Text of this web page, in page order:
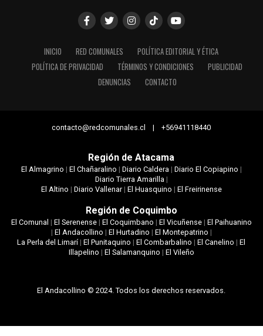
INICIO RED COMUNALES
POLÍTICA EDITORIAL Y ÉTICA
POLÍTICA DE PRIVACIDAD
TÉRMINOS Y CONDICIONES
PUBLICIDAD
DENUNCIAS
CONTACTO
contacto@redcomunales.cl | +56941118440
Región de Atacama
El Almagrino | El Chañaralino | Diario Caldera| Diario El Copiapino |
Diario Tierra Amarilla|
El Altino | Diario Vallenar| El Huasquino | El Freirinense
Región de Coquimbo
El Comunal | El Serenense| El Coquimbano | El Vicuñense| El Paihuanino
| El Andacollino | El Hurtadino | El Montepatrino |
La Perla del Limarí|El Punitaquino |El Combarbalino |El Canelino |El
Illapelino | El Salamanquino | El Vileño
El Andacollino © 2024. Todos los derechos reservados.